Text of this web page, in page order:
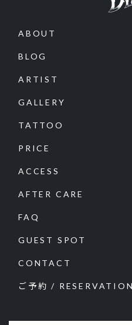
ABOUT
BLOG
ARTIST
GALLERY
TATTOO
PRICE
ACCESS
AFTER CARE
FAQ
GUEST SPOT
CONTACT
ご予約 / RESERVATION